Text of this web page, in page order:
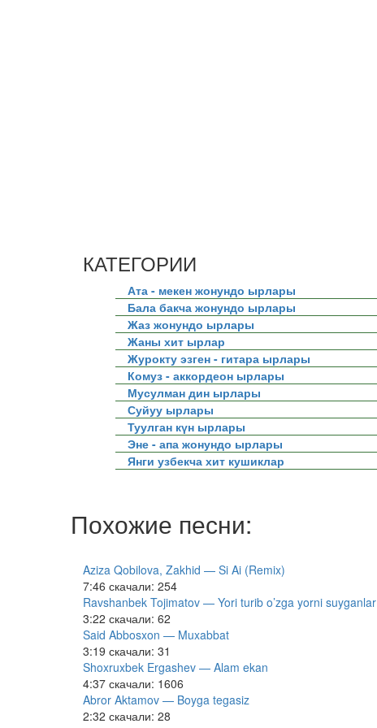
КАТЕГОРИИ
Ата - мекен жонундо ырлары
Бала бакча жонундо ырлары
Жаз жонундо ырлары
Жаны хит ырлар
Журокту эзген - гитара ырлары
Комуз - аккордеон ырлары
Мусулман дин ырлары
Суйуу ырлары
Туулган күн ырлары
Эне - апа жонундо ырлары
Янги узбекча хит кушиклар
Похожие песни:
Aziza Qobilova, Zakhid — Si Ai (Remix)
7:46 скачали: 254
Ravshanbek Tojimatov — Yori turib o’zga yorni suyganlar
3:22 скачали: 62
Said Abbosxon — Muxabbat
3:19 скачали: 31
Shoxruxbek Ergashev — Alam ekan
4:37 скачали: 1606
Abror Aktamov — Boyga tegasiz
2:32 скачали: 28